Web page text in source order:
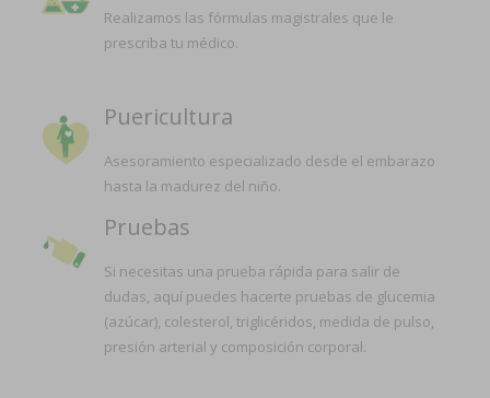
Realizamos las fórmulas magistrales que le
prescriba tu médico.
Puericultura
Asesoramiento especializado desde el embarazo
hasta la madurez del niño.
Pruebas
Si necesitas una prueba rápida para salir de
dudas, aquí puedes hacerte pruebas de glucemia
(azúcar), colesterol, triglicéridos, medida de pulso,
presión arterial y composición corporal.